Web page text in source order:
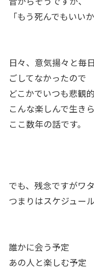
「もう死んでもいい
日々、意気揚々と毎
ごしてなかったので
どこかでいつも悲観
こんな楽しんで生き
ここ数年の話です。
でも、残念ですがワ
つまりはスケジュー
誰かに会う予定
あの人と楽しむ予定